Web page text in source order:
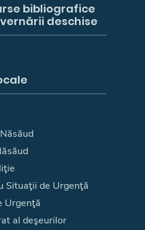
bibliografice
deschise
Situaţii de Urgenţă
Urgenţă
al deşeurilor